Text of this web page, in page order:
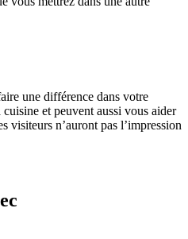
une différence dans votre
et peuvent aussi vous aider
visiteurs n’auront pas l’impression